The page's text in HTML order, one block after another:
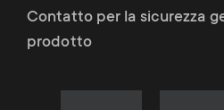
Contatto per la sicurezza
prodotto